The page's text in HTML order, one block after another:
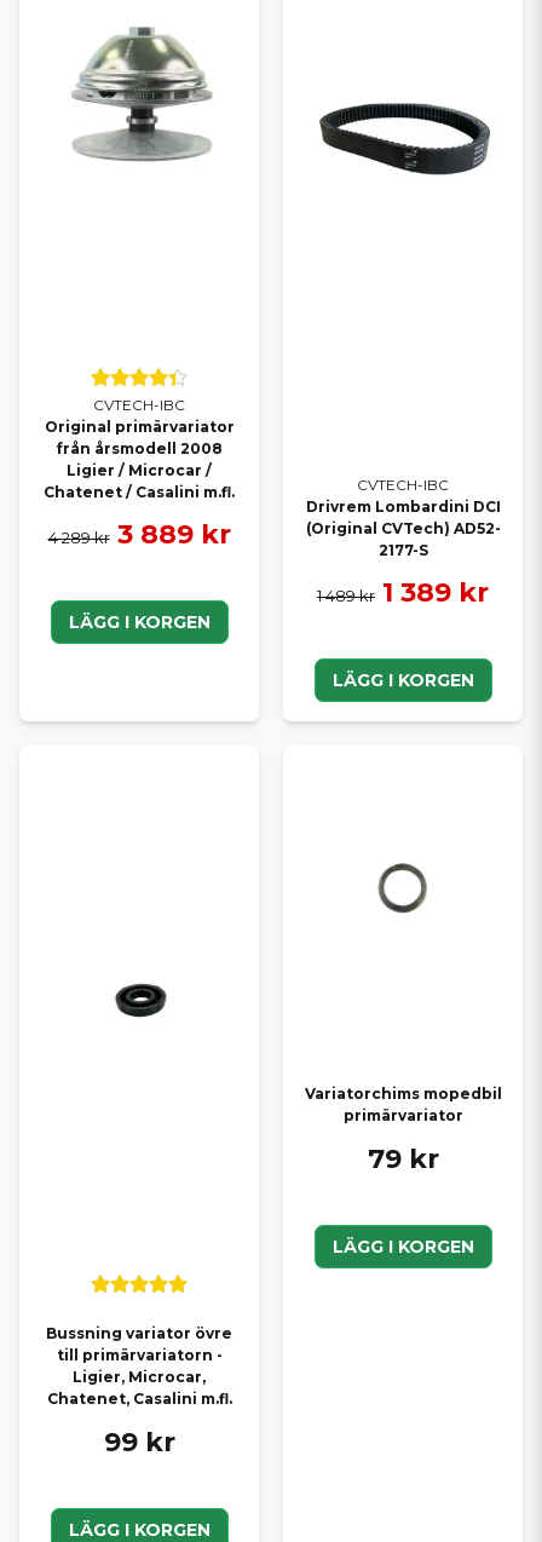
CVTECH-IBC
Original primärvariator
från årsmodell 2008
Ligier / Microcar /
Chatenet / Casalini m.fl.
4 289 kr 3 889 kr
LÄGG I KORGEN
CVTECH-IBC
Drivrem Lombardini DCI
(Original CVTech) AD52-
2177-S
1 489 kr 1 389 kr
LÄGG I KORGEN
Bussning variator övre
till primärvariatorn -
Ligier, Microcar,
Chatenet, Casalini m.fl.
99 kr
LÄGG I KORGEN
Variatorchims mopedbil
primärvariator
79 kr
LÄGG I KORGEN